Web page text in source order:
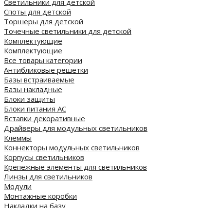
Споты для детской
Торшеры для детской
Точечные светильники для детской
Комплектующие
Комплектующие
Все товары категории
Антибликовые решетки
Базы встраиваемые
Базы накладные
Блоки защиты
Блоки питания AC
Вставки декоративные
Драйверы для модульных светильников
Клеммы
Коннекторы модульных светильников
Корпусы светильников
Крепежные элементы для светильников
Линзы для светильников
Модули
Монтажные коробки
Накладки на базу